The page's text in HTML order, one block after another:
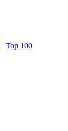
Top 100